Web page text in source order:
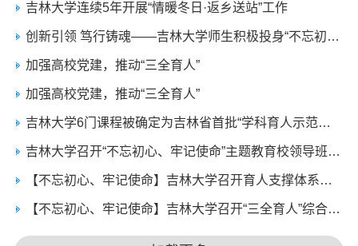
吉林大学连续5年开展“情暖冬日·返乡送站”工作
创新引领 笃行铸魂——吉林大学师生积极投身“不忘初心、牢记使命”主题教育
加强高校党建，推动“三全育人”
加强高校党建，推动“三全育人”
吉林大学6门课程被确定为吉林省首批“学科育人示范课程”
吉林大学召开“不忘初心、牢记使命”主题教育校领导班子调研成果交流会
【不忘初心、牢记使命】吉林大学召开育人支撑体系建设调研座谈会
【不忘初心、牢记使命】吉林大学召开“三全育人”综合改革建设调研座谈会